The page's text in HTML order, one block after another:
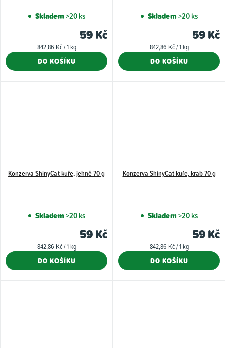
Skladem>20 ks
59 Kč
Měrná
842,86 Kč / 1 kg
DO KOŠÍKU
Skladem>20 ks
59 Kč
Měrná
842,86 Kč / 1 kg
DO KOŠÍKU
Konzerva ShinyCat kuře, jehně 70 g
Skladem>20 ks
59 Kč
Měrná
842,86 Kč / 1 kg
DO KOŠÍKU
Konzerva ShinyCat kuře, krab 70 g
Skladem>20 ks
59 Kč
Měrná
842,86 Kč / 1 kg
DO KOŠÍKU